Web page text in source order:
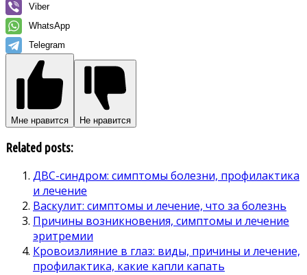
Viber
WhatsApp
Telegram
Мне нравится Не нравится
Related posts:
ДВС-синдром: симптомы болезни, профилактика
и лечение
Васкулит: симптомы и лечение, что за болезнь
Причины возникновения, симптомы и лечение
эритремии
Кровоизлияние в глаз: виды, причины и лечение,
профилактика, какие капли капать